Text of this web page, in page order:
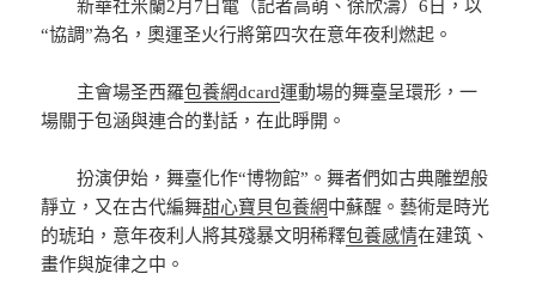
新華社米蘭2月7日電（記者高萌、徐欣濤）6日，以
“協調”為名，奧運圣火行將第四次在意年夜利燃起。
主會場圣西羅包養網dcard運動場的舞臺呈環形，一
場關于包涵與連合的對話，在此睜開。
扮演伊始，舞臺化作“博物館”。舞者們如古典雕塑般
靜立，又在古代編舞甜心寶貝包養網中蘇醒。藝術是時光
的琥珀，意年夜利人將其殘暴文明稀釋包養感情在建筑、
畫作與旋律之中。